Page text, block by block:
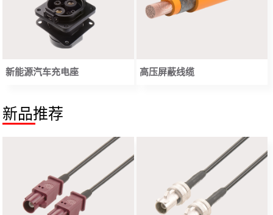
新能源汽车充电座 高压屏蔽线缆
新品推荐